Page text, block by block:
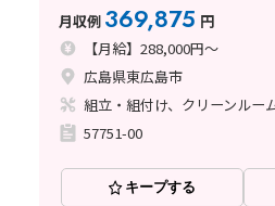
月収例 369,875 円
【月給】288,000円～
広島県東広島市
57751-00
キープする